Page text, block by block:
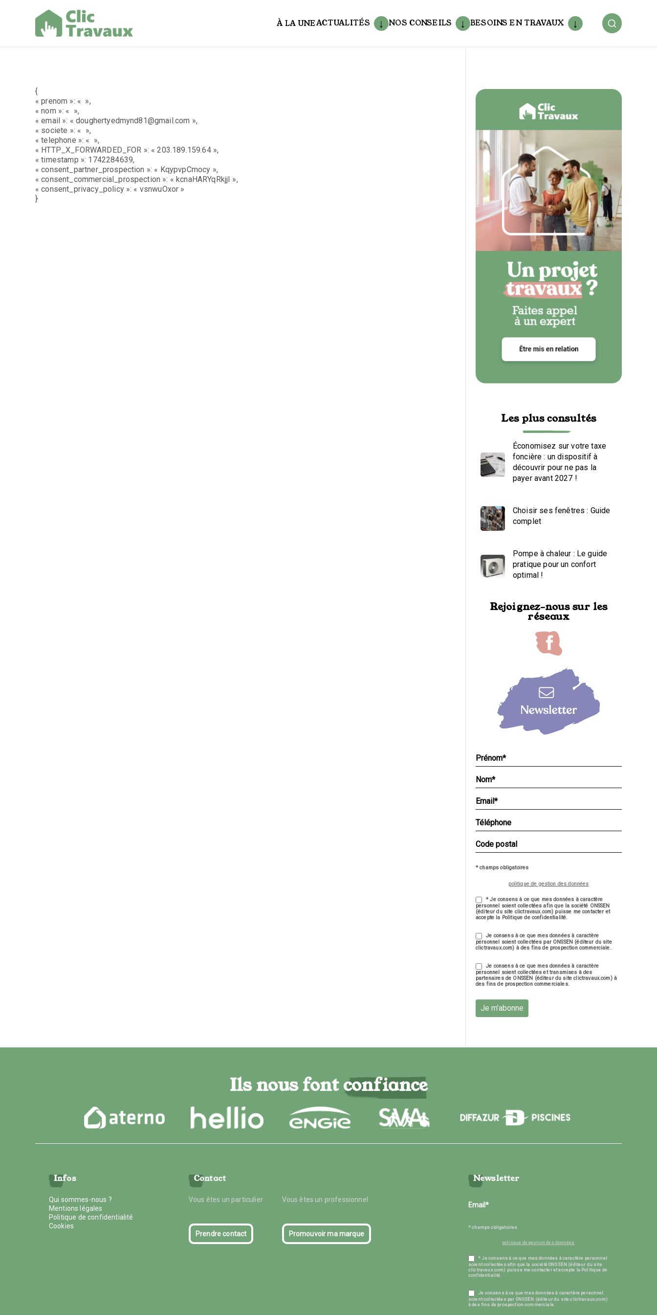
À LA UNEACTUALITÉS NOS CONSEILS BESOINS EN TRAVAUX
{
« prenom »: « »,
« nom »: « »,
« email »: « doughertyedmynd81@gmail.com »,
« societe »: « »,
« telephone »: « »,
« HTTP_X_FORWARDED_FOR »: « 203.189.159.64 »,
« timestamp »: 1742284639,
« consent_partner_prospection »: « KqypvpCmocy »,
« consent_commercial_prospection »: « kcnaHARYqRkjjI »,
« consent_privacy_policy »: « vsnwuOxor »
}
Les plus consultés
Économisez sur votre taxe
foncière : un dispositif à
découvrir pour ne pas la
payer avant 2027 !
Choisir ses fenêtres : Guide
complet
Pompe à chaleur : Le guide
pratique pour un confort
optimal !
Rejoignez-nous sur les
réseaux
* champs obligatoires
politique de gestion des données
* Je consens à ce que mes données à caractère
personnel soient collectées afin que la société ONSSEN
(éditeur du site clictravaux.com) puisse me contacter et
accepte la Politique de confidentialité.
Je consens à ce que mes données à caractère
personnel soient collectées par ONSSEN (éditeur du site
clictravaux.com) à des fins de prospection commerciale.
Je consens à ce que mes données à caractère
personnel soient collectées et transmises à des
partenaires de ONSSEN (éditeur du site clictravaux.com) à
des fins de prospection commerciales.
Je m'abonne
Ils nous font confiance
Infos
Qui sommes-nous ?
Mentions légales
Politique de confidentialité
Cookies
Contact
Vous êtes un particulier Vous êtes un professionnel
Prendre contact Promouvoir ma marque
Newsletter
* champs obligatoires
politique de gestion des données
* Je consens à ce que mes données à caractère personnel
soient collectées afin que la société ONSSEN (éditeur du site
clictravaux.com) puisse me contacter et accepte la Politique de
confidentialité.
Je consens à ce que mes données à caractère personnel
soient collectées par ONSSEN (éditeur du site clictravaux.com)
à des fins de prospection commerciale.